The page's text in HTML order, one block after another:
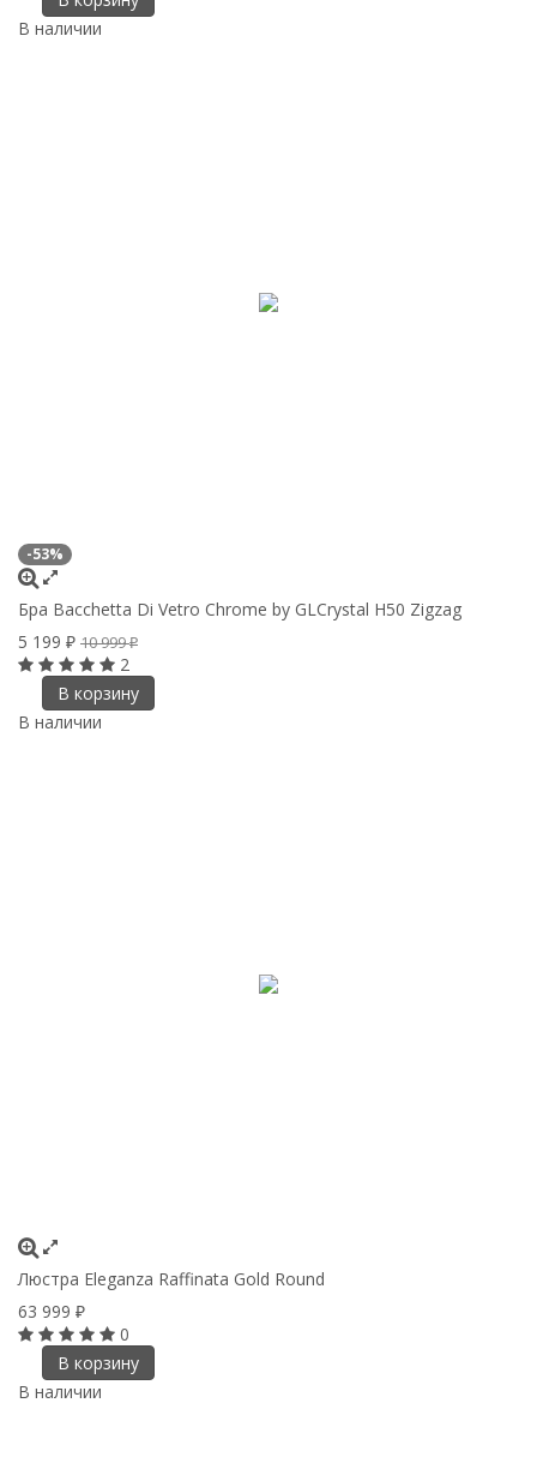
В наличии
-53%
Бра Bacchetta Di Vetro Chrome by GLCrystal H50 Zigzag
5 199 ₽ 10 999₽
2
В корзину
В наличии
Люстра Eleganza Raffinata Gold Round
63 999 ₽
0
В корзину
В наличии